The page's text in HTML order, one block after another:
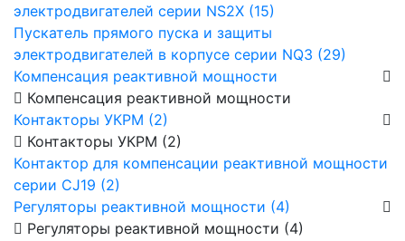
электродвигателей серии NS2X (15)
Пускатель прямого пуска и защиты
электродвигателей в корпусе серии NQ3 (29)
Компенсация реактивной мощности
Компенсация реактивной мощности
Контакторы УКРМ (2)
Контакторы УКРМ (2)
Контактор для компенсации реактивной мощности
серии CJ19 (2)
Регуляторы реактивной мощности (4)
Регуляторы реактивной мощности (4)